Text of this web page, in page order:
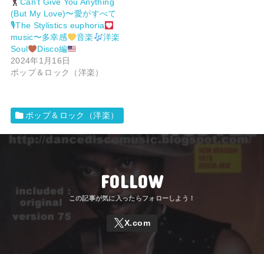
Can’t Give You Anything
(But My Love)〜愛がすべて
🎙The Stylistics euphoria
music〜多幸感
音楽
洋楽
Soul
Disco編
2024年1月16日
ポップ＆ロック（洋楽）
ポップ＆ロック（洋楽）
FOLLOW